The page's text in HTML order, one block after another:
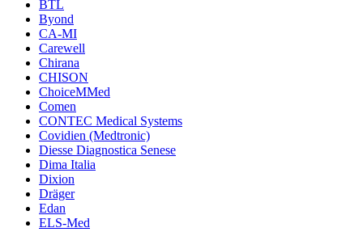
BTL
Byond
CA-MI
Carewell
Chirana
CHISON
ChoiceMMed
Comen
CONTEC Medical Systems
Covidien (Medtronic)
Diesse Diagnostica Senese
Dima Italia
Dixion
Dräger
Edan
ELS-Med